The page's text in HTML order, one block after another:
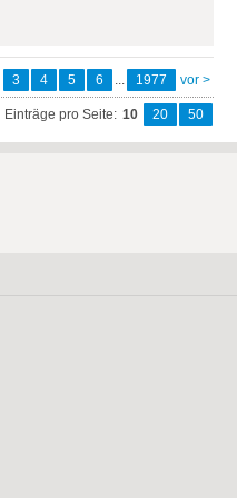
3 4 5 6 ... 1977 vor >
Einträge pro Seite: 10 20 50